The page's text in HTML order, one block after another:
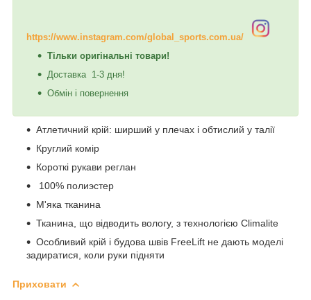
https://www.instagram.com/global_sports.com.ua/
Тільки оригінальні товари!
Доставка 1-3 дня!
Обмін і повернення
Атлетичний крій: ширший у плечах і обтислий у талії
Круглий комір
Короткі рукави реглан
100% полиэстер
М'яка тканина
Тканина, що відводить вологу, з технологією Climalite
Особливий крій і будова швів FreeLift не дають моделі
задиратися, коли руки підняти
Приховати